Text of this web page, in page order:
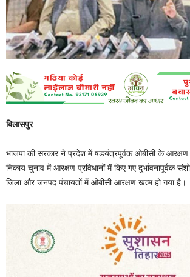
बिलासपुर
भाजपा की सरकार ने प्रदेश में षडयंत्रपूर्वक ओबीसी के आरक्षण
निकाय चुनाव में आरक्षण प्रविधानों में किए गए दुर्भावनापूर्वक
जिला और जनपद पंचायतों में ओबीसी आरक्षण खत्म हो गया है।